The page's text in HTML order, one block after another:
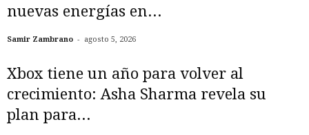
nuevas energías en...
Samir Zambrano - agosto 5, 2026
Xbox tiene un año para volver al
crecimiento: Asha Sharma revela su
plan para...